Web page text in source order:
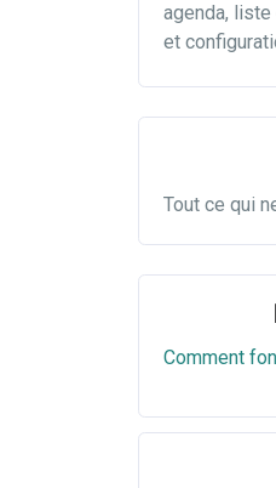
agenda,
et
Tout ce qui
Comment